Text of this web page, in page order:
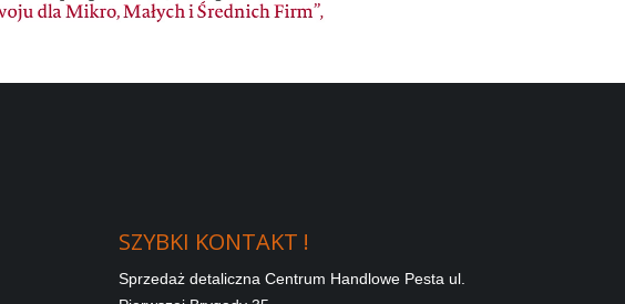
SZYBKI KONTAKT !
Sprzedaż detaliczna Centrum Handlowe Pesta ul.